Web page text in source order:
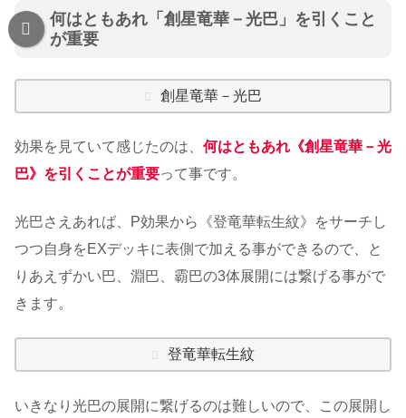
何はともあれ「創星竜華－光巴」を引くこと
が重要
創星竜華－光巴
効果を見ていて感じたのは、 何はともあれ《創星竜華－光
巴》を引くことが重要って事です。
光巴さえあれば、P効果から《登竜華転生紋》をサーチし
つつ自身をEXデッキに表側で加える事ができるので、と
りあえずかい巴、淵巴、霸巴の3体展開には繋げる事がで
きます。
登竜華転生紋
いきなり光巴の展開に繋げるのは難しいので、この展開し